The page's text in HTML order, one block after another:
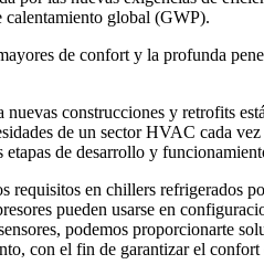
calentamiento global (GWP).
de confort y la profunda
construcciones y retrofits
de un sector HVAC cada
de desarrollo y
requisitos en chillers
pueden usarse en
podemos proporcionarte
con el fin de garantizar el